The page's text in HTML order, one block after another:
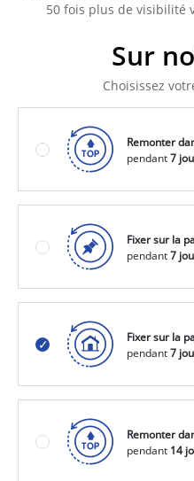
50 fois plus de visibilité
Sur
Choisissez
Remonter
pendant7
Fixer sur la
pendant7
Fixer sur la
pendant7
Remonter
pendant 14